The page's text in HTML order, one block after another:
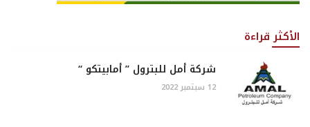
الأكثر قراءة
شركة أمل للبترول ” أمابيتكو “
12 سبتمبر 2022